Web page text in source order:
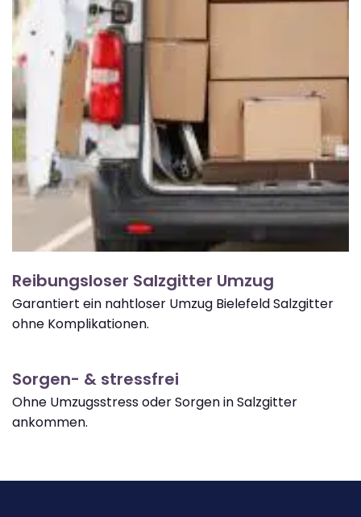
Reibungsloser Salzgitter Umzug
Garantiert ein nahtloser Umzug Bielefeld Salzgitter
ohne Komplikationen.
Sorgen- & stressfrei
Ohne Umzugsstress oder Sorgen in Salzgitter
ankommen.